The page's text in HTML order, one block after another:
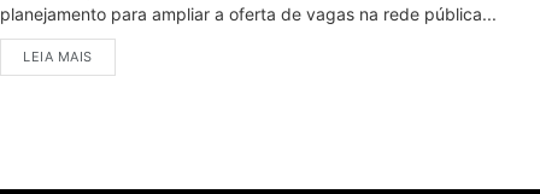
planejamento para ampliar a oferta de vagas na rede pública...
LEIA MAIS